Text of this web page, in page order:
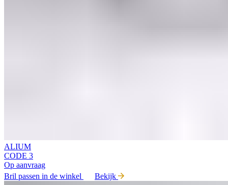
ALIUM
CODE 3
Op aanvraag
Bril passen in de winkel
Bekijk